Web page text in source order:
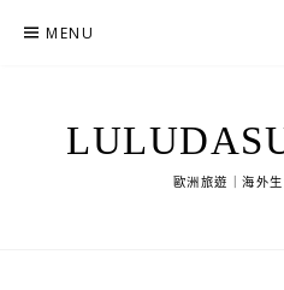
MENU
歐洲旅遊｜海外